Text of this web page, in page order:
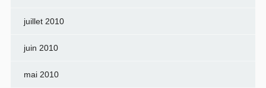
juillet 2010
juin 2010
mai 2010